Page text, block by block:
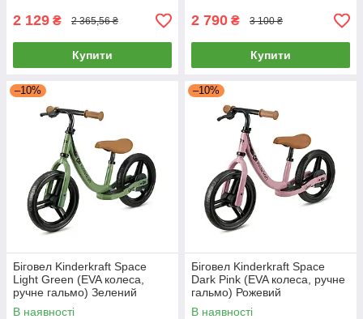
2 129 ₴ 2 365,56 ₴
Купити
2 790 ₴ 3 100 ₴
Купити
–10%
Біговел Kinderkraft Space
Light Green (EVA колеса,
ручне гальмо) Зелений
В наявності
–10%
Біговел Kinderkraft Space
Dark Pink (EVA колеса, ручне
гальмо) Рожевий
В наявності